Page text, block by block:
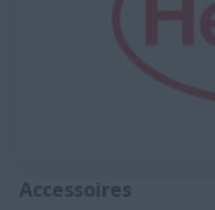
Accessoires